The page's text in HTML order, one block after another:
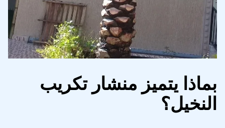
بماذا يتميز منشار تكريب
النخيل؟